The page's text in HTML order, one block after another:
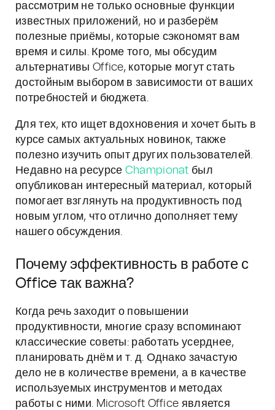
рассмотрим не только основные функции
известных приложений, но и разберём
полезные приёмы, которые сэкономят вам
время и силы. Кроме того, мы обсудим
альтернативы Office, которые могут стать
достойным выбором в зависимости от ваших
потребностей и бюджета.
Для тех, кто ищет вдохновения и хочет быть в
курсе самых актуальных новинок, также
полезно изучить опыт других пользователей.
Недавно на ресурсе Championat был
опубликован интересный материал, который
помогает взглянуть на продуктивность под
новым углом, что отлично дополняет тему
нашего обсуждения.
Почему эффективность в работе с
Office так важна?
Когда речь заходит о повышении
продуктивности, многие сразу вспоминают
классические советы: работать усерднее,
планировать днём и т. д. Однако зачастую
дело не в количестве времени, а в качестве
используемых инструментов и методах
работы с ними. Microsoft Office является